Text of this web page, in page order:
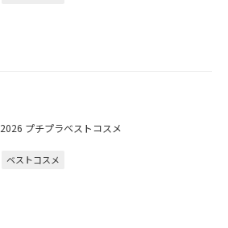
2026 プチプラベストコスメ
ベストコスメ